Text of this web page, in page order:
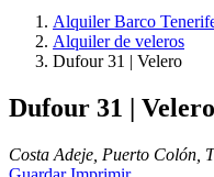
Alquiler Barco
Alquiler de veleros
Dufour 31 | Velero
Dufour 31 | Velero
Costa Adeje, Puerto Colón,